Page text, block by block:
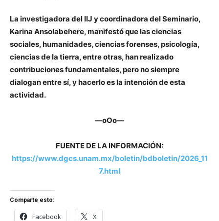
La investigadora del IIJ y coordinadora del Seminario,
Karina Ansolabehere, manifestó que las ciencias
sociales, humanidades, ciencias forenses, psicología,
ciencias de la tierra, entre otras, han realizado
contribuciones fundamentales, pero no siempre
dialogan entre sí, y hacerlo es la intención de esta
actividad.
—oOo—
FUENTE DE LA INFORMACIÓN:
https://www.dgcs.unam.mx/boletin/bdboletin/2026_11
7.html
Comparte esto:
Facebook X